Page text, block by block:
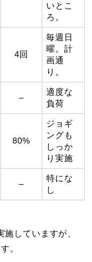
いとこ
ろ。
4回
毎週日
曜。計
画通
り。
–
適度な
負荷
80%
ジョギ
ングも
しっか
り実施
–
特にな
し
していますが、
。